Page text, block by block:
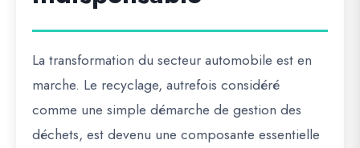
La transformation du secteur automobile est en
marche. Le recyclage, autrefois considéré
comme une simple démarche de gestion des
déchets, est devenu une composante essentielle